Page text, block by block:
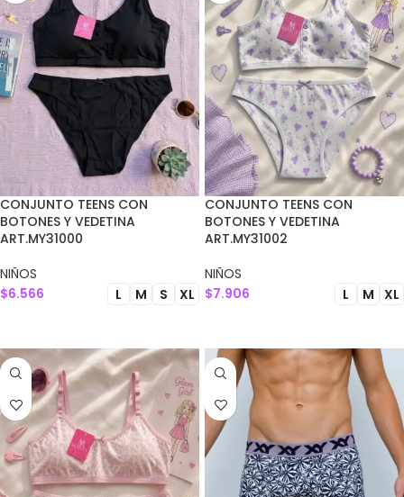
CONJUNTO TEENS CON
BOTONES Y VEDETINA
ART.MY31000
NIÑOS
$6.566 L M S XL
CONJUNTO TEENS CON
BOTONES Y VEDETINA
ART.MY31002
NIÑOS
$7.906 L M XL